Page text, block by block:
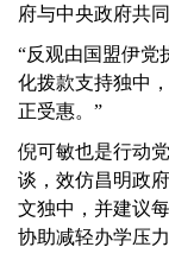
府与中央政府共
“反观由国盟伊党
化拨款支持独中
正受惠。”
倪可敏也是行动
谈，效仿昌明政
文独中，并建议
协助减轻办学压力